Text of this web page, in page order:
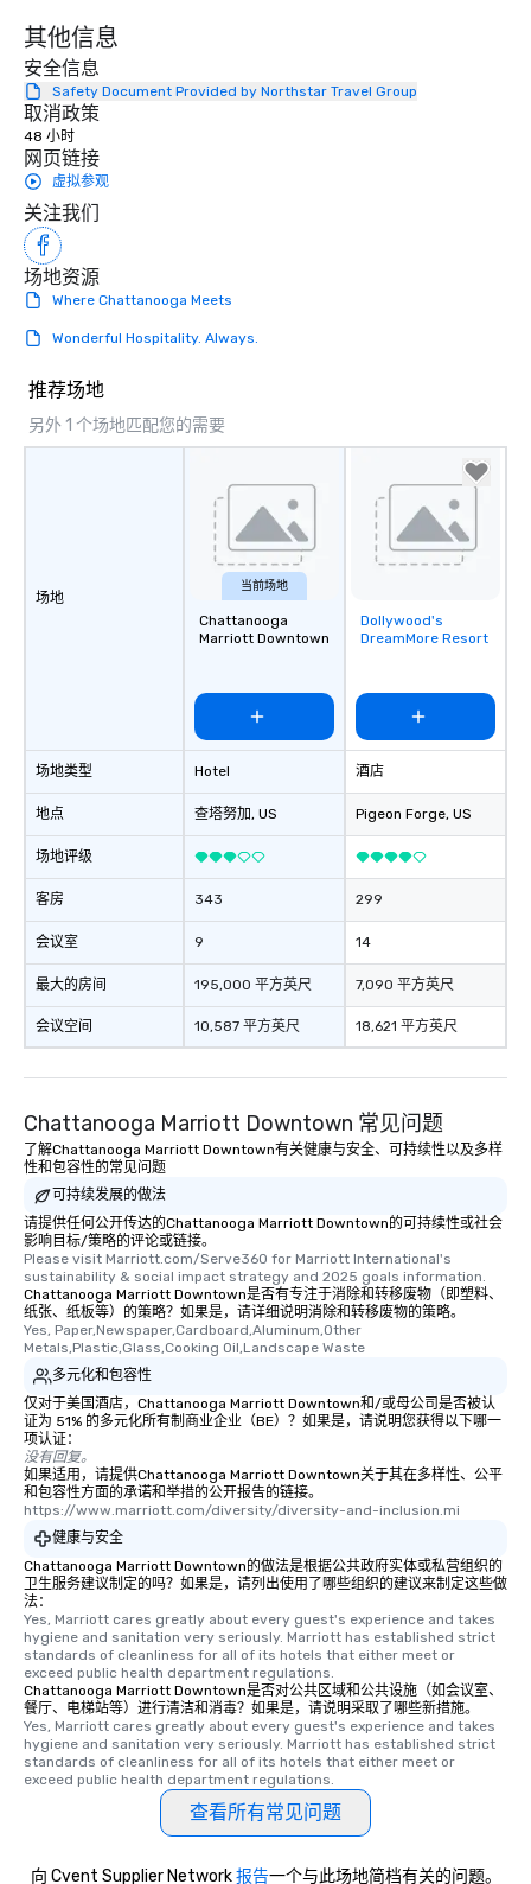
And that’s how we became the
leading Chattanooga DMC!
其他信息
安全信息
Safety Document Provided by Northstar Travel Group
取消政策
48 小时
网页链接
虚拟参观
关注我们
场地资源
Where Chattanooga Meets
Wonderful Hospitality. Always.
推荐场地
另外 1 个场地匹配您的需要
场地
场地类型
地点
场地评级
客房
会议室
最大的房间
会议空间
当前场地
Chattanooga
Marriott Downtown
Hotel
查塔努加, US
343
9
195,000 平方英尺
10,587 平方英尺
Removed from
favorites
Dollywood's
DreamMore Resort
酒店
Pigeon Forge, US
299
14
7,090 平方英尺
18,621 平方英尺
Chattanooga Marriott Downtown 常见问题
了解Chattanooga Marriott Downtown有关健康与安全、可持续性以及多样
性和包容性的常见问题
可持续发展的做法
请提供任何公开传达的Chattanooga Marriott Downtown的可持续性或社会
影响目标/策略的评论或链接。
Please visit Marriott.com/Serve360 for Marriott International's
sustainability & social impact strategy and 2025 goals information.
Chattanooga Marriott Downtown是否有专注于消除和转移废物（即塑料、
纸张、纸板等）的策略？如果是，请详细说明消除和转移废物的策略。
Yes, Paper,Newspaper,Cardboard,Aluminum,Other
Metals,Plastic,Glass,Cooking Oil,Landscape Waste
多元化和包容性
仅对于美国酒店，Chattanooga Marriott Downtown和/或母公司是否被认
证为 51% 的多元化所有制商业企业（BE）？如果是，请说明您获得以下哪一
项认证：
没有回复。
如果适用，请提供Chattanooga Marriott Downtown关于其在多样性、公平
和包容性方面的承诺和举措的公开报告的链接。
https://www.marriott.com/diversity/diversity-and-inclusion.mi
健康与安全
Chattanooga Marriott Downtown的做法是根据公共政府实体或私营组织的
卫生服务建议制定的吗？如果是，请列出使用了哪些组织的建议来制定这些做
法：
Yes, Marriott cares greatly about every guest's experience and takes
hygiene and sanitation very seriously. Marriott has established strict
standards of cleanliness for all of its hotels that either meet or
exceed public health department regulations.
Chattanooga Marriott Downtown是否对公共区域和公共设施（如会议室、
餐厅、电梯站等）进行清洁和消毒？如果是，请说明采取了哪些新措施。
Yes, Marriott cares greatly about every guest's experience and takes
hygiene and sanitation very seriously. Marriott has established strict
standards of cleanliness for all of its hotels that either meet or
exceed public health department regulations.
查看所有常见问题
向 Cvent Supplier Network报告一个与此场地简档有关的问题。